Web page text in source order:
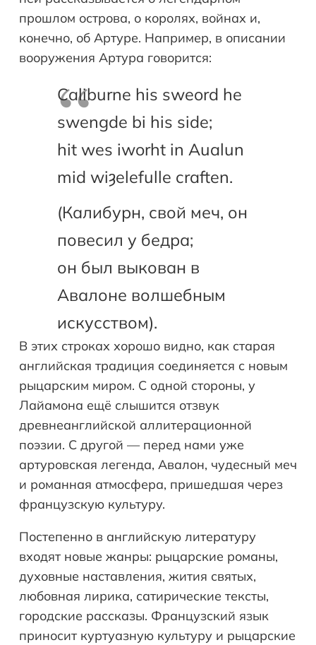
прошлом острова, о королях, войнах и,
конечно, об Артуре. Например, в описании
вооружения Артура говорится:
Caliburne his sweord he
swengde bi his side;
hit wes iworht in Aualun
mid wiȝelefulle craften.
(Калибурн, свой меч, он
повесил у бедра;
он был выкован в
Авалоне волшебным
искусством).
В этих строках хорошо видно, как старая
английская традиция соединяется с новым
рыцарским миром. С одной стороны, у
Лайамона ещё слышится отзвук
древнеанглийской аллитерационной
поэзии. С другой — перед нами уже
артуровская легенда, Авалон, чудесный меч
и романная атмосфера, пришедшая через
французскую культуру.
Постепенно в английскую литературу
входят новые жанры: рыцарские романы,
духовные наставления, жития святых,
любовная лирика, сатирические тексты,
городские рассказы. Французский язык
приносит куртуазную культуру и рыцарские